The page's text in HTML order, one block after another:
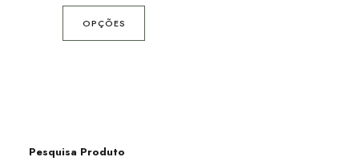
OPÇÕES
Pesquisa Produto